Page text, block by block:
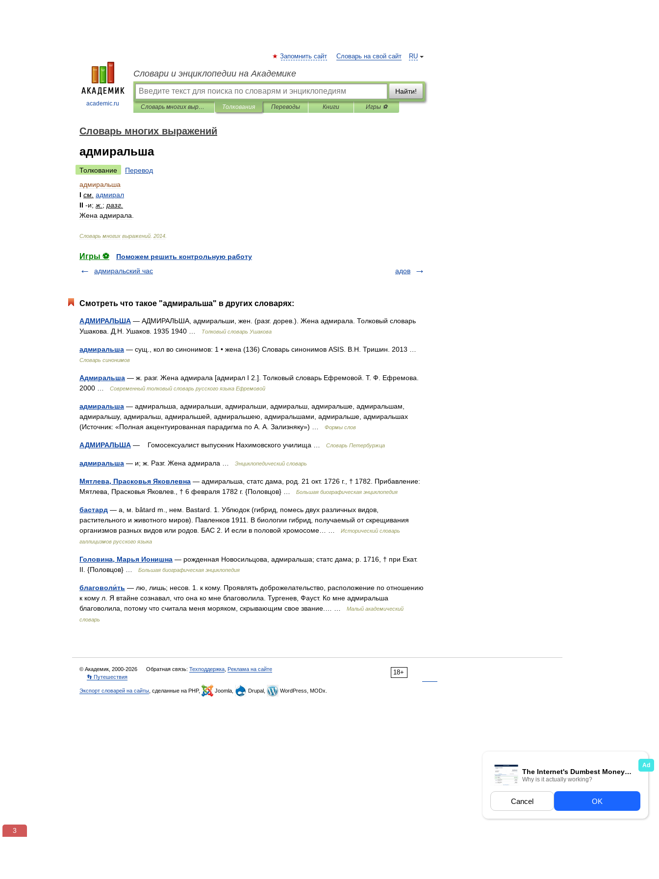
academic.ru
RU
Запомнить сайт Словарь на свой сайт
Словари и энциклопедии на Академике
Найти!
Словарь многих выражений Толкования Переводы Книги Игры ⚽
Словарь многих выражений
адмиральша
Толкование
Перевод
адмиральша
I см адмирал
II -и; ж ; разг
Жена адмирала
Словарь многих выражений 2014
Игры ⚽
Поможем решить контрольную работу
адмиральский час
адов
Смотреть что такое "адмиральша" в других словарях:
АДМИРАЛЬША — АДМИРАЛЬША, адмиральши, жен. (разг. дорев.). Жена адмирала. Толковый словарь
Ушакова. Д.Н. Ушаков. 1935 1940 …
Толковый словарь Ушакова
адмиральша — сущ., кол во синонимов: 1 • жена (136) Словарь синонимов ASIS. В.Н. Тришин. 2013 …
Словарь синонимов
Адмиральша — ж. разг. Жена адмирала [адмирал I 2.]. Толковый словарь Ефремовой. Т. Ф. Ефремова.
2000 …
Современный толковый словарь русского языка Ефремовой
адмиральша — адмиральша, адмиральши, адмиральши, адмиральш, адмиральше, адмиральшам,
адмиральшу, адмиральш, адмиральшей, адмиральшею, адмиральшами, адмиральше, адмиральшах
(Источник: «Полная акцентуированная парадигма по А. А. Зализняку») …
Формы слов
АДМИРАЛЬША — Гомосексуалист выпускник Нахимовского училища … Словарь Петербуржца
адмиральша — и; ж. Разг. Жена адмирала … Энциклопедический словарь
Мятлева, Прасковья Яковлевна — адмиральша, статс дама, род. 21 окт. 1726 г., † 1782. Прибавление:
Мятлева, Прасковья Яковлев., † 6 февраля 1782 г. {Половцов} …
Большая биографическая энциклопедия
бастард — а, м. bâtard m., нем. Bastard. 1. Ублюдок (гибрид, помесь двух различных видов,
растительного и животного миров). Павленков 1911. В биологии гибрид, получаемый от скрещивания
организмов разных видов или родов. БАС 2. И если в половой хромосоме… …
Исторический словарь
галлицизмов русского языка
Головина, Марья Ионишна — рожденная Новосильцова, адмиральша; статс дама; р. 1716, † при Екат.
II. {Половцов} …
Большая биографическая энциклопедия
благоволи́ть — лю, лишь; несов. 1. к кому. Проявлять доброжелательство, расположение по отношению
к кому л. Я втайне сознавал, что она ко мне благоволила. Тургенев, Фауст. Ко мне адмиральша
благоволила, потому что считала меня моряком, скрывающим свое звание.… …
Малый академический
словарь
18+
© Академик, 2000-2026 Обратная связь: Техподдержка Реклама на сайте
👣 Путешествия
Экспорт словарей на сайты , сделанные на PHP, Joomla, Drupal, WordPress, MODx.
3